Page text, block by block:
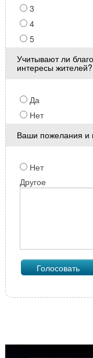
3
4
5
Учитывают ли
интересы жителей?
Да
Нет
Ваши пожелания и
Нет
Другое